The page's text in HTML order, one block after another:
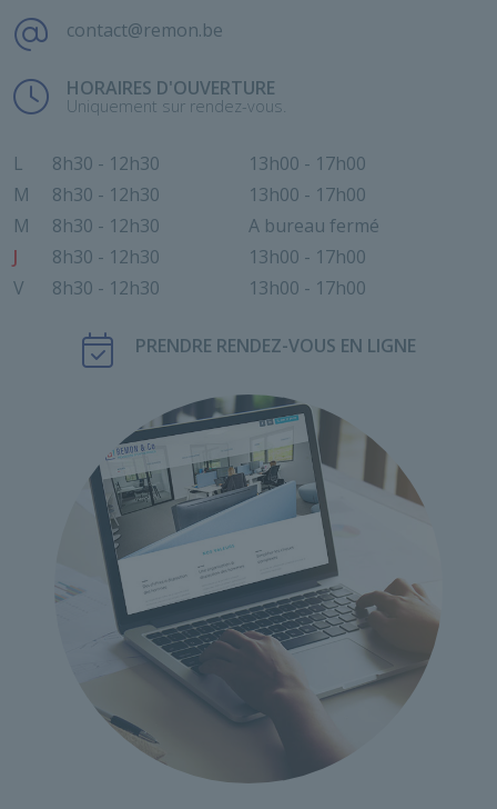
contact@remon.be
HORAIRES D'OUVERTURE
Uniquement sur rendez-vous.
L
M
M
J
V
8h30 - 12h30
8h30 - 12h30
8h30 - 12h30
8h30 - 12h30
8h30 - 12h30
13h00 - 17h00
13h00 - 17h00
A bureau fermé
13h00 - 17h00
13h00 - 17h00
PRENDRE RENDEZ-VOUS EN LIGNE